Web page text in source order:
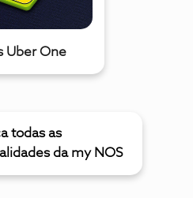
Uber One
todas as
da my NOS